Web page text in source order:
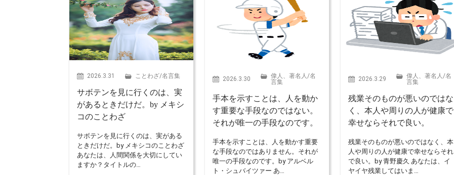
2026.3.31 ことわざ/名言集
サボテンを見に行くのは、実
があるときだけだ。by メキシ
コのことわざ
サボテンを見に行くのは、実がある
ときだけだ。by メキシコのことわざ
あなたは、人間関係を大切にしてい
ますか？タイトルの…
2026.3.30 偉人、著名人/名
言集
手本を示すことは、人を動か
す重要な手段なのではない。
それが唯一の手段なのです。
手本を示すことは、人を動かす重要
な手段なのではありません。それが
唯一の手段なのです。by アルベル
ト・シュバイツァー あ…
2026.3.29 偉人、著名人/名
言集
残業そのものが悪いのではな
く、本人や周りの人が健康で
幸せならそれで良い。
残業そのものが悪いのではなく、本
人や周りの人が健康で幸せならそれ
で良い。by 青野慶久 あなたは、イ
ヤイヤ残業してはいま…